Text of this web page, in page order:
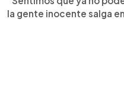
la gente inocente salga